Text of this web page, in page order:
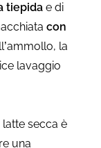
tiepida e di
con
la
lavaggio
secca è
una